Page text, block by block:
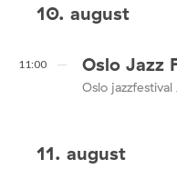
10. august
11:00 Oslo Jazz
Oslo
11. august